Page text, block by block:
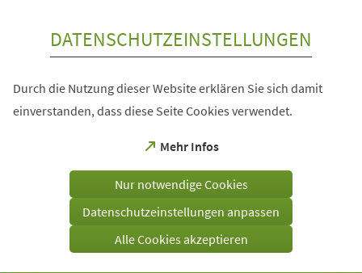
DATENSCHUTZEINSTELLUNGEN
Durch die Nutzung dieser Website erklären Sie sich damit
einverstanden, dass diese Seite Cookies verwendet.
Mehr Infos
(Öffnet
einem
Tab)
Nur notwendige Cookies
Datenschutzeinstellungen anpassen
Alle Cookies akzeptieren